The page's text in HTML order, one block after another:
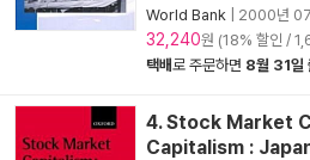
World Bank
2000년
32,240원 (18% 할인 /
택배로 주문하면 8월 31일
4. Stock Market
Capitalism :